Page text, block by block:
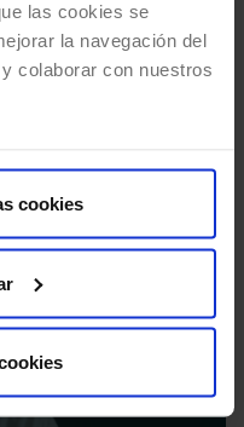
las cookies se
la navegación del
colaborar con nuestros
cookies
avanza a
artificial (AI)
impulsa la